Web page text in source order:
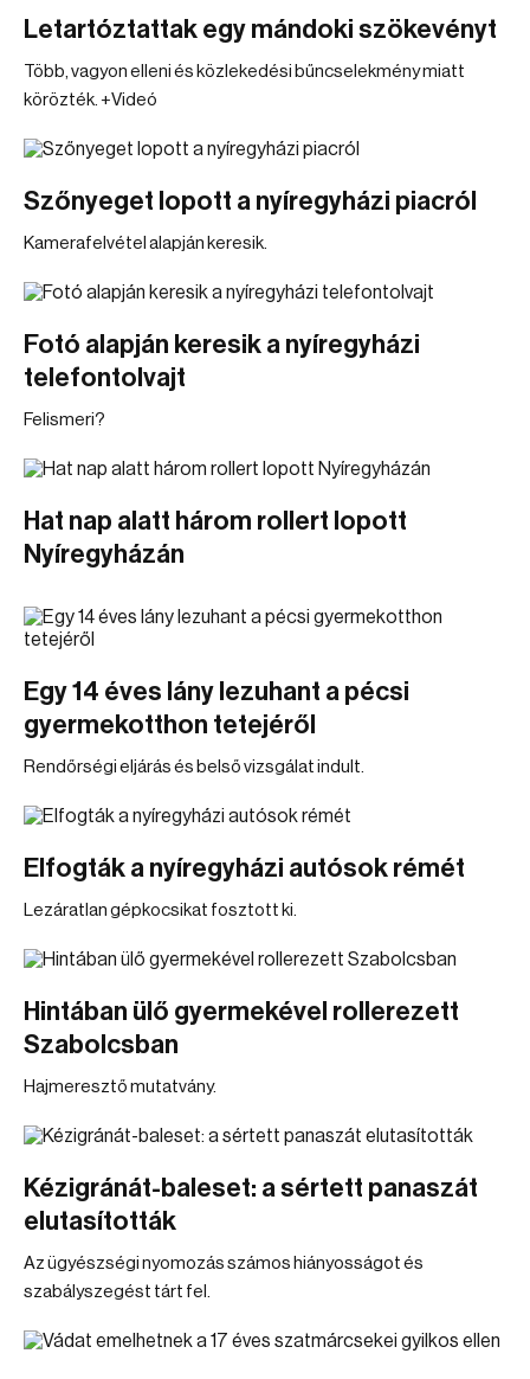
Letartóztattak egy mándoki szökevényt
Több, vagyon elleni és közlekedési bűncselekmény miatt
körözték. +Videó
Szőnyeget lopott a nyíregyházi piacról
Kamerafelvétel alapján keresik.
Fotó alapján keresik a nyíregyházi
telefontolvajt
Felismeri?
Hat nap alatt három rollert lopott
Nyíregyházán
Egy 14 éves lány lezuhant a pécsi
gyermekotthon tetejéről
Rendőrségi eljárás és belső vizsgálat indult.
Elfogták a nyíregyházi autósok rémét
Lezáratlan gépkocsikat fosztott ki.
Hintában ülő gyermekével rollerezett
Szabolcsban
Hajmeresztő mutatvány.
Kézigránát-baleset: a sértett panaszát
elutasították
Az ügyészségi nyomozás számos hiányosságot és
szabályszegést tárt fel.